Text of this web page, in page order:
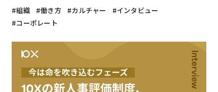
組織 働き方 カルチャー
インタビュー
コーポレート